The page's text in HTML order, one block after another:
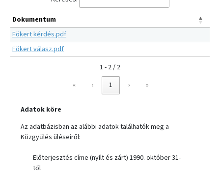
Dokumentum
Fökert kérdés.pdf
Fökert válasz.pdf
1 - 2 / 2
«
‹ 1 › »
Adatok köre
Az adatbázisban az alábbi adatok találhatók meg a
Közgyűlés üléseiről:
Előterjesztés címe (nyílt és zárt) 1990. október 31-
től